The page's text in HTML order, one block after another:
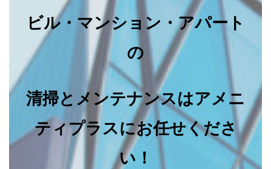
ビル・マンション・アパート
の
清掃とメンテナンスはアメニ
ティプラスにお任せくださ
い！